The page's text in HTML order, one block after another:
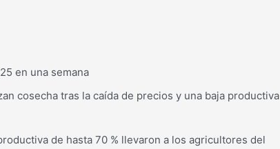
en una semana
cosecha tras la caída de precios y una baja productiva
de hasta 70 % llevaron a los agricultores del